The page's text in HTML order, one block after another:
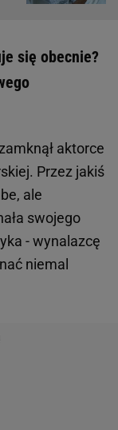
się obecnie?
aktorce
Przez jakiś
ale
swojego
- wynalazcę
niemal